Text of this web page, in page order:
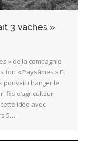
3 vaches »
» de la compagnie
fort « Paysâmes » Et
pouvait changer le
fils d’agriculteur
idée avec
5…